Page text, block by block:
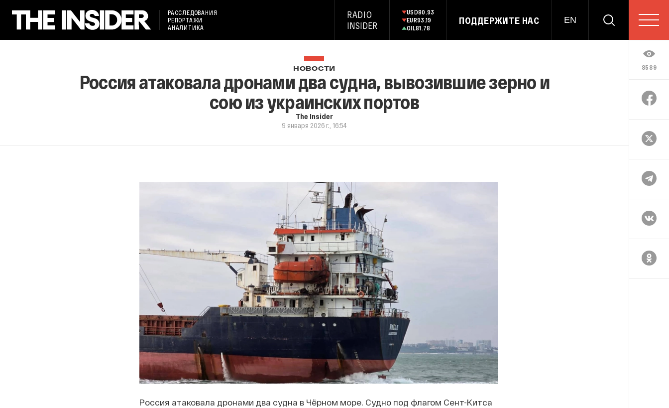
РАССЛЕДОВАНИЯ
РЕПОРТАЖИ
АНАЛИТИКА
RADIO
INSIDER
USD80.93
EUR93.19
OIL81.78
ПОДДЕРЖИТЕ НАС EN
8589
НОВОСТИ
Россия атаковала дронами два судна, вывозившие зерно и
сою из украинских портов
The Insider
9 января 2026 г., 16:54
Россия атаковала дронами два судна в Чёрном море. Судно под флагом Сент-Китса